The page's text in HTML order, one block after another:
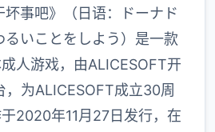
坏事吧》（日语：ドーナド
るいことをしよう）是一款
人游戏，由ALICESOFT开
，为ALICESOFT成立30周
2020年11月27日发行，在